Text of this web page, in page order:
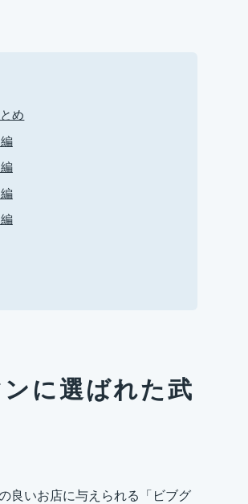
め
に選ばれた武
良いお店に与えられる「ビブグ